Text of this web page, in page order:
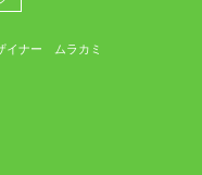
イナー ムラカミ